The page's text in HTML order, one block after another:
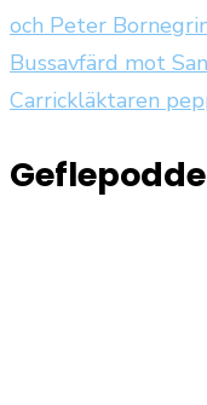
och Peter
Bussavfärd mot
Carrickläktaren